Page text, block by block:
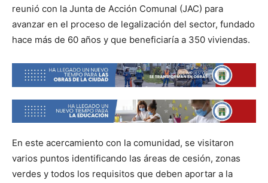
reunió con la Junta de Acción Comunal (JAC) para
avanzar en el proceso de legalización del sector, fundado
hace más de 60 años y que beneficiaría a 350 viviendas.
En este acercamiento con la comunidad, se visitaron
varios puntos identificando las áreas de cesión, zonas
verdes y todos los requisitos que deben aportar a la